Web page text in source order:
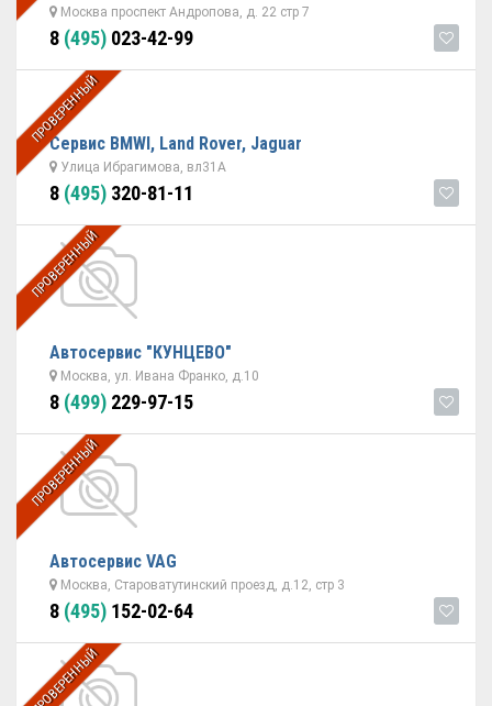
Москва проспект Андропова, д. 22 стр 7
8 (495) 023-42-99
ПРОВЕРЕННЫЙ
Сервис BMWI, Land Rover, Jaguar
Улица Ибрагимова, вл31А
8 (495) 320-81-11
ПРОВЕРЕННЫЙ
Автосервис "КУНЦЕВО"
Москва, ул. Ивана Франко, д.10
8 (499) 229-97-15
ПРОВЕРЕННЫЙ
Автосервис VAG
Москва, Староватутинский проезд, д.12, стр 3
8 (495) 152-02-64
ПРОВЕРЕННЫЙ